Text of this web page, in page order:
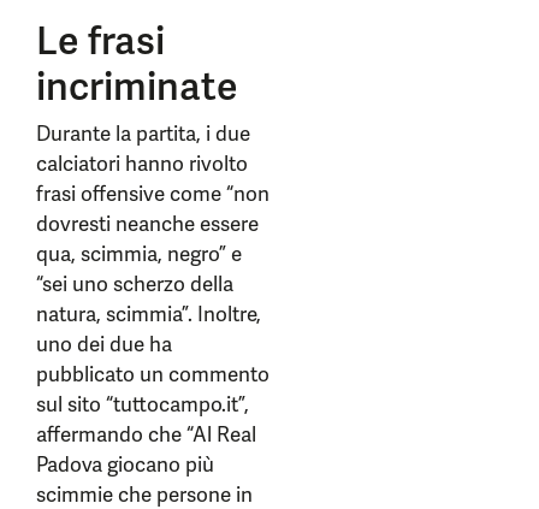
Le frasi
incriminate
Durante la partita, i due
calciatori hanno rivolto
frasi offensive come “non
dovresti neanche essere
qua, scimmia, negro” e
“sei uno scherzo della
natura, scimmia”. Inoltre,
uno dei due ha
pubblicato un commento
sul sito “tuttocampo.it”,
affermando che “Al Real
Padova giocano più
scimmie che persone in